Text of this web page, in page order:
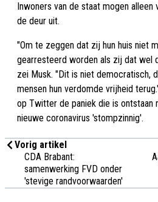
Inwoners van de staat mogen
de deur uit.
"Om te zeggen dat zij hun huis niet
gearresteerd worden als zij dat wel
zei Musk. "Dit is niet democratisch,
mensen hun verdomde vrijheid
op Twitter de paniek die is ontstaan
nieuwe coronavirus 'stompzinnig'.
Vorig artikel
CDA Brabant:
samenwerking FVD onder
'stevige randvoorwaarden'